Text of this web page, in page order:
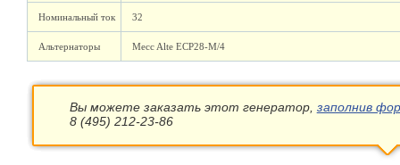
Номинальный ток 32
Альтернаторы Mecc Alte ECP28-M/4
Вы можете заказать этот генератор, заполнив
8 (495) 212-23-86